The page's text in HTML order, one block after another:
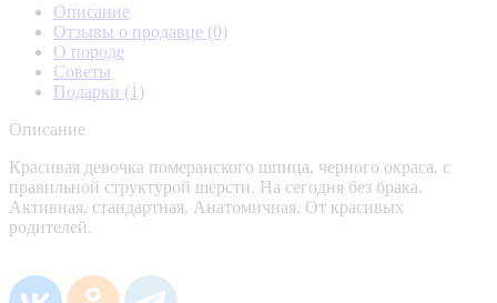
Описание
Отзывы о продавце (0)
О породе
Советы
Подарки (1)
Описание
Красивая девочка померанского шпица, черного окраса, с
правильной структурой шерсти. На сегодня без брака.
Активная, стандартная. Анатомичная. От красивых
родителей.